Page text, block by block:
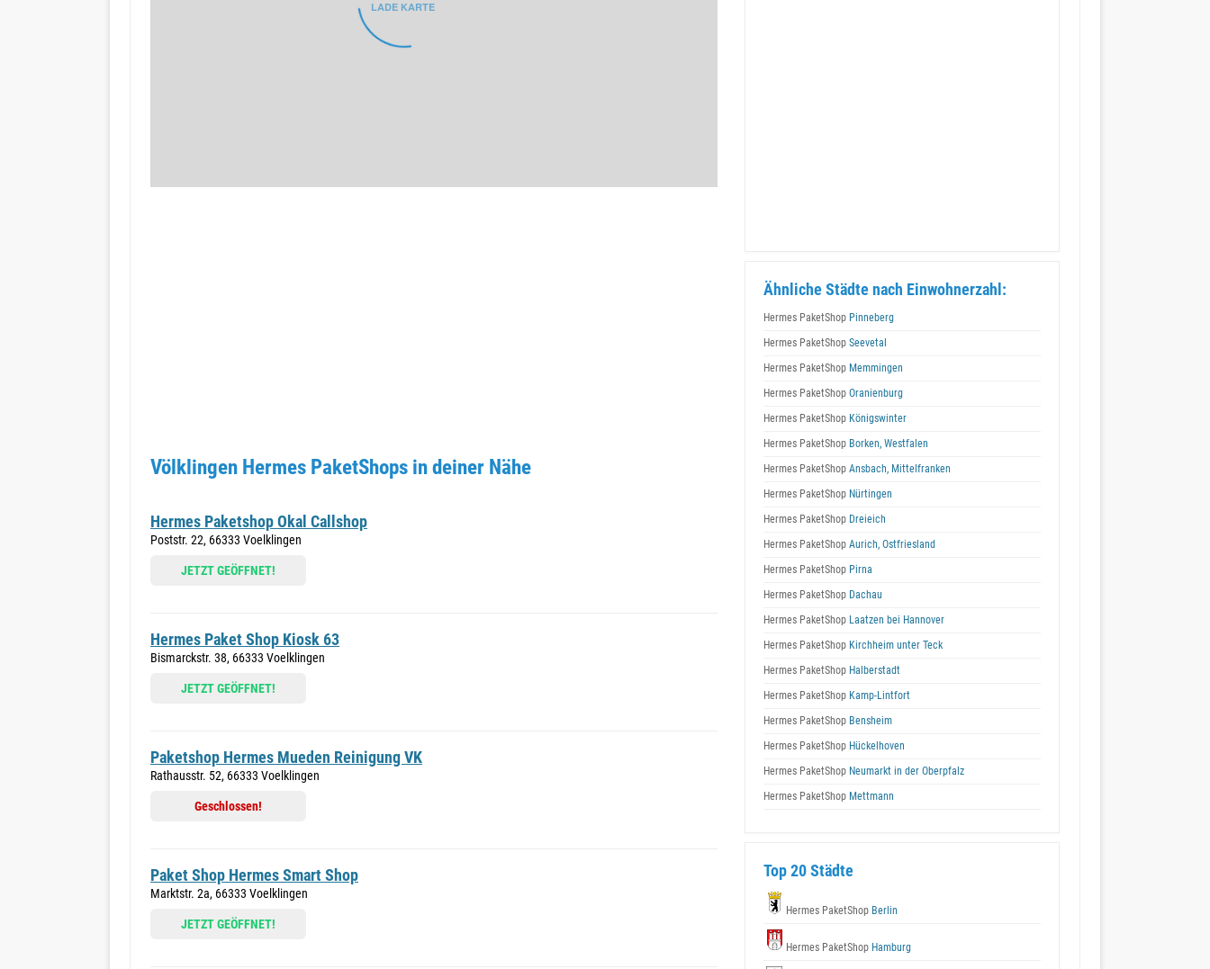
Völklingen Hermes PaketShops in deiner Nähe
Hermes Paketshop Okal Callshop
Poststr. 22, 66333 Voelklingen
JETZT GEÖFFNET!
Hermes Paket Shop Kiosk 63
Bismarckstr. 38, 66333 Voelklingen
JETZT GEÖFFNET!
Paketshop Hermes Mueden Reinigung VK
Rathausstr. 52, 66333 Voelklingen
Geschlossen!
Paket Shop Hermes Smart Shop
Marktstr. 2a, 66333 Voelklingen
JETZT GEÖFFNET!
Ähnliche Städte nach Einwohnerzahl:
Hermes PaketShop Pinneberg
Hermes PaketShop Seevetal
Hermes PaketShop Memmingen
Hermes PaketShop Oranienburg
Hermes PaketShop Königswinter
Hermes PaketShop Borken, Westfalen
Hermes PaketShop Ansbach, Mittelfranken
Hermes PaketShop Nürtingen
Hermes PaketShop Dreieich
Hermes PaketShop Aurich, Ostfriesland
Hermes PaketShop Pirna
Hermes PaketShop Dachau
Hermes PaketShop Laatzen bei Hannover
Hermes PaketShop Kirchheim unter Teck
Hermes PaketShop Halberstadt
Hermes PaketShop Kamp-Lintfort
Hermes PaketShop Bensheim
Hermes PaketShop Hückelhoven
Hermes PaketShop Neumarkt in der Oberpfalz
Hermes PaketShop Mettmann
Top 20 Städte
Hermes PaketShop Berlin
Hermes PaketShop Hamburg